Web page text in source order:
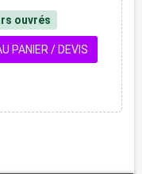
ouvrés
PANIER / DEVIS